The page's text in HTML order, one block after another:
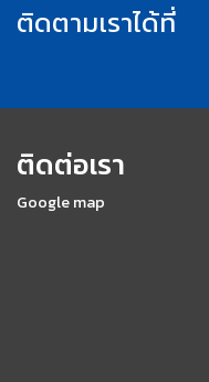
ติดตามเราได้ที่
ติดต่อเรา
Google map